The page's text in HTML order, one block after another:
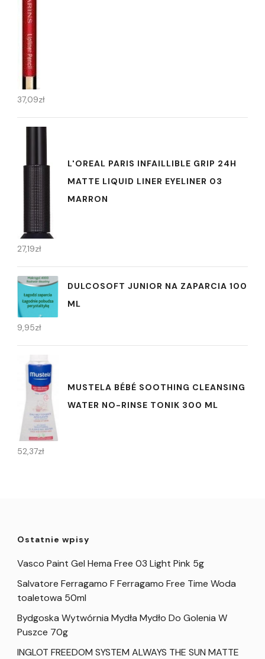
37,09zł
L'OREAL PARIS INFAILLIBLE GRIP 24H
MATTE LIQUID LINER EYELINER 03
MARRON
27,19zł
DULCOSOFT JUNIOR NA ZAPARCIA 100
ML
9,95zł
MUSTELA BÉBÉ SOOTHING CLEANSING
WATER NO-RINSE TONIK 300 ML
52,37zł
Ostatnie wpisy
Vasco Paint Gel Hema Free 03 Light Pink 5g
Salvatore Ferragamo F Ferragamo Free Time Woda
toaletowa 50ml
Bydgoska Wytwórnia Mydła Mydło Do Golenia W
Puszce 70g
INGLOT FREEDOM SYSTEM ALWAYS THE SUN MATTE